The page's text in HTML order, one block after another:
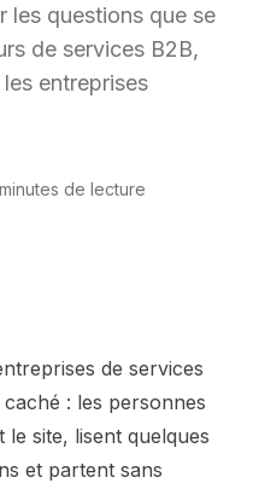
les questions que se
de services B2B,
entreprises
de lecture
de services
: les personnes
site, lisent quelques
et partent sans